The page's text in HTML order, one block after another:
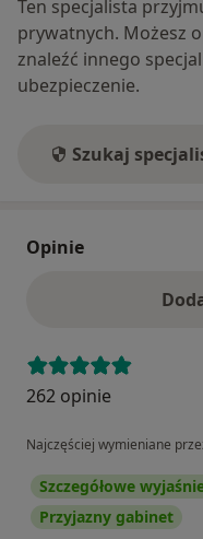
Ten specjalista
prywatnych. Możesz
znaleźć innego
ubezpieczenie.
Szukaj
Opinie
262 opinie
Najczęściej wymieniane
Szczegółowe
Przyjazny gabinet